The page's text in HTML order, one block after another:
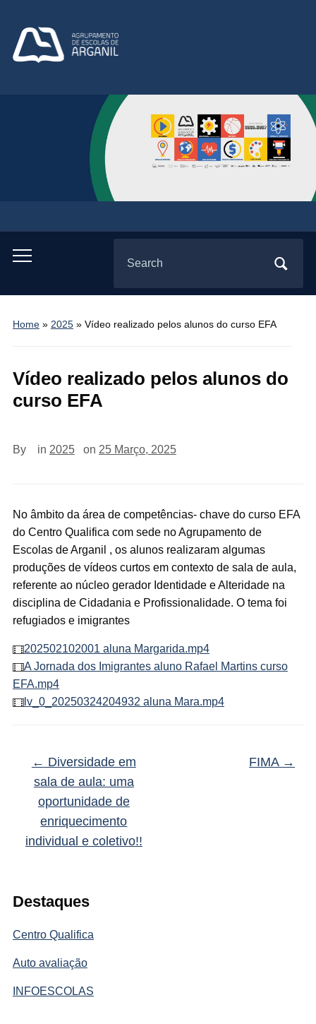
Toggle
menu
for:
Home» 2025» Vídeo realizado pelos alunos do curso EFA
Destaques
Centro Qualifica
Auto avaliação
INFOESCOLAS
Vídeo realizado pelos alunos do
curso EFA
By in 2025 on 25 Março, 2025
No âmbito da área de competências- chave do curso EFA
do Centro Qualifica com sede no Agrupamento de
Escolas de Arganil , os alunos realizaram algumas
produções de vídeos curtos em contexto de sala de aula,
referente ao núcleo gerador Identidade e Alteridade na
disciplina de Cidadania e Profissionalidade. O tema foi
refugiados e imigrantes
202502102001 aluna Margarida.mp4
A Jornada dos Imigrantes aluno Rafael Martins curso
EFA.mp4
lv_0_20250324204932 aluna Mara.mp4
← Diversidade em
sala de aula: uma
oportunidade de
enriquecimento
individual e coletivo!!
FIMA →